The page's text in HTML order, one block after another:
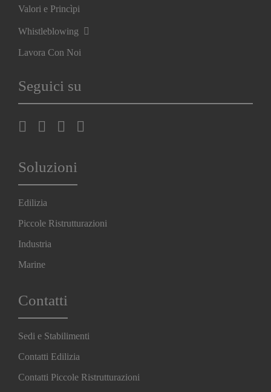
Valori e Princìpi
Whistleblowing
Lavora Con Noi
Seguici su
Soluzioni
Edilizia
Piccole Ristrutturazioni
Industria
Marine
Contatti
Sedi e Stabilimenti
Contatti Edilizia
Contatti Piccole Ristrutturazioni